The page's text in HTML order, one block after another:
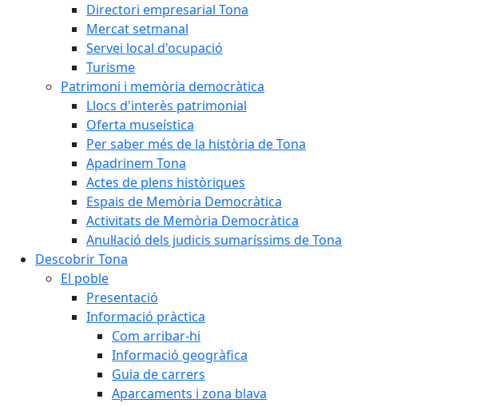
Directori empresarial Tona
Mercat setmanal
Servei local d'ocupació
Turisme
Patrimoni i memòria democràtica
Llocs d'interès patrimonial
Oferta museística
Per saber més de la història de Tona
Apadrinem Tona
Actes de plens històriques
Espais de Memòria Democràtica
Activitats de Memòria Democràtica
Anul·lació dels judicis sumaríssims de Tona
Descobrir Tona
El poble
Presentació
Informació pràctica
Com arribar-hi
Informació geogràfica
Guia de carrers
Aparcaments i zona blava